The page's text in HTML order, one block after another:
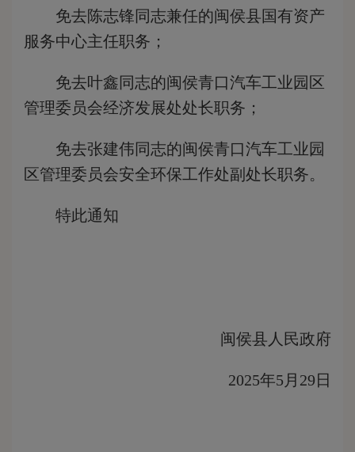
免去陈志锋同志兼任的闽侯县国有资产
服务中心主任职务；
免去叶鑫同志的闽侯青口汽车工业园区
管理委员会经济发展处处长职务；
免去张建伟同志的闽侯青口汽车工业园
区管理委员会安全环保工作处副处长职务。
特此通知
闽侯县人民政府
2025年5月29日